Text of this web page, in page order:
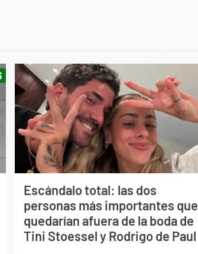
Escándalo total: las dos
personas más importantes que
quedarían afuera de la boda de
Tini Stoessel y Rodrigo de Paul